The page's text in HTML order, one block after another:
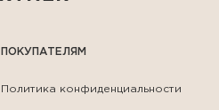
ПОКУПАТЕЛЯМ
Политика конфиденциальности